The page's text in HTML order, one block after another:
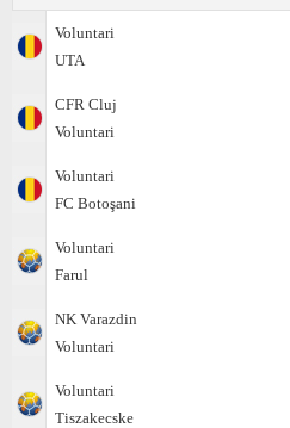
Voluntari
UTA
CFR Cluj
Voluntari
Voluntari
FC Botoşani
Voluntari
Farul
NK Varazdin
Voluntari
Voluntari
Tiszakеcske